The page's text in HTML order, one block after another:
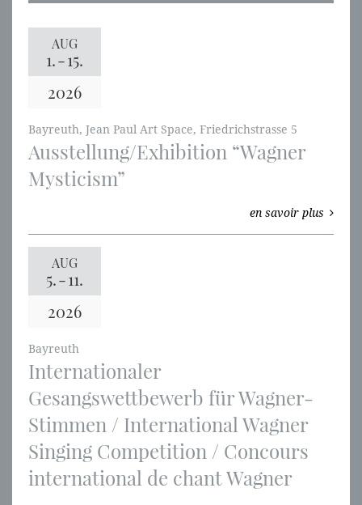
AUG
1.-15.
2026
Bayreuth, Jean Paul Art Space, Friedrichstrasse 5
Ausstellung/Exhibition “Wagner
Mysticism”
en savoir plus
AUG
5.-11.
2026
Bayreuth
Internationaler
Gesangswettbewerb für Wagner-
Stimmen / International Wagner
Singing Competition / Concours
international de chant Wagner